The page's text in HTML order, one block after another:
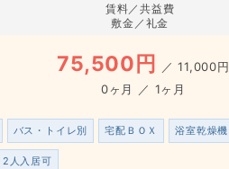
賃料／共益費
敷金／礼金
75,500円 ／11,000円
0ヶ月 ／ 1ヶ月
バス・トイレ別 宅配ＢＯＸ 浴室乾燥機
2人入居可